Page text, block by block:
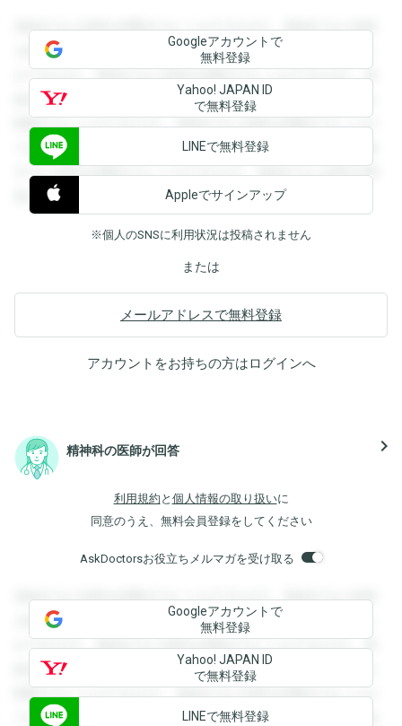
登録すると回答を閲覧することができます。登録すると回答
を閲覧することができます。登録すると回答を閲覧すること
ができます。登録すると回答を閲覧することができます。登
録すると回答を閲覧することができます。登録すると回答を
閲覧することができます。登録すると回答を閲覧することが
できます。登録すると回答を閲覧することができます。登録
すると回答を閲覧することができます。登録すると回答を閲
覧することができます。
Googleアカウントで
無料登録
Yahoo! JAPAN ID
で無料登録
LINEで無料登録
Appleでサインアップ
※個人のSNSに利用状況は投稿されません
または
メールアドレスで無料登録
アカウントをお持ちの方はログインへ
精神科の医師が回答 navigate_next
利用規約 と 個人情報の取り扱いに
同意のうえ、無料会員登録をしてください
AskDoctorsお役立ちメルマガを受け取る
登録すると回答を閲覧することができます。登録すると回答
を閲覧することができます。登録すると回答を閲覧すること
ができます。登録すると回答を閲覧することができます。登
録すると回答を閲覧することができます。登録すると回答を
閲覧することができます。登録すると回答を閲覧することが
できます。登録すると回答を閲覧することができます。登録
Googleアカウントで
無料登録
Yahoo! JAPAN ID
で無料登録
LINEで無料登録